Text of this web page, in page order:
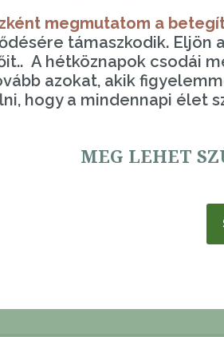
megmutatom a
támaszkodik. Eljön
A hétköznapok csodái
azokat, akik
hogy a mindennapi élet
MEG LEHET